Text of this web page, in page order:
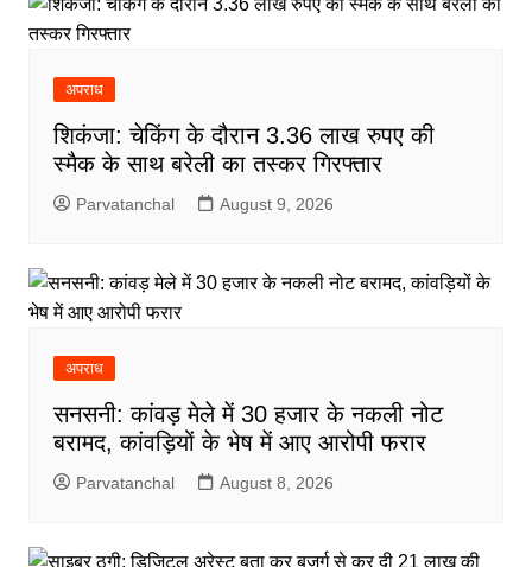
अपराध
शिकंजा: चेकिंग के दौरान 3.36 लाख रुपए की
स्मैक के साथ बरेली का तस्कर गिरफ्तार
Parvatanchal August 9, 2026
अपराध
सनसनी: कांवड़ मेले में 30 हजार के नकली नोट
बरामद, कांवड़ियों के भेष में आए आरोपी फरार
Parvatanchal August 8, 2026